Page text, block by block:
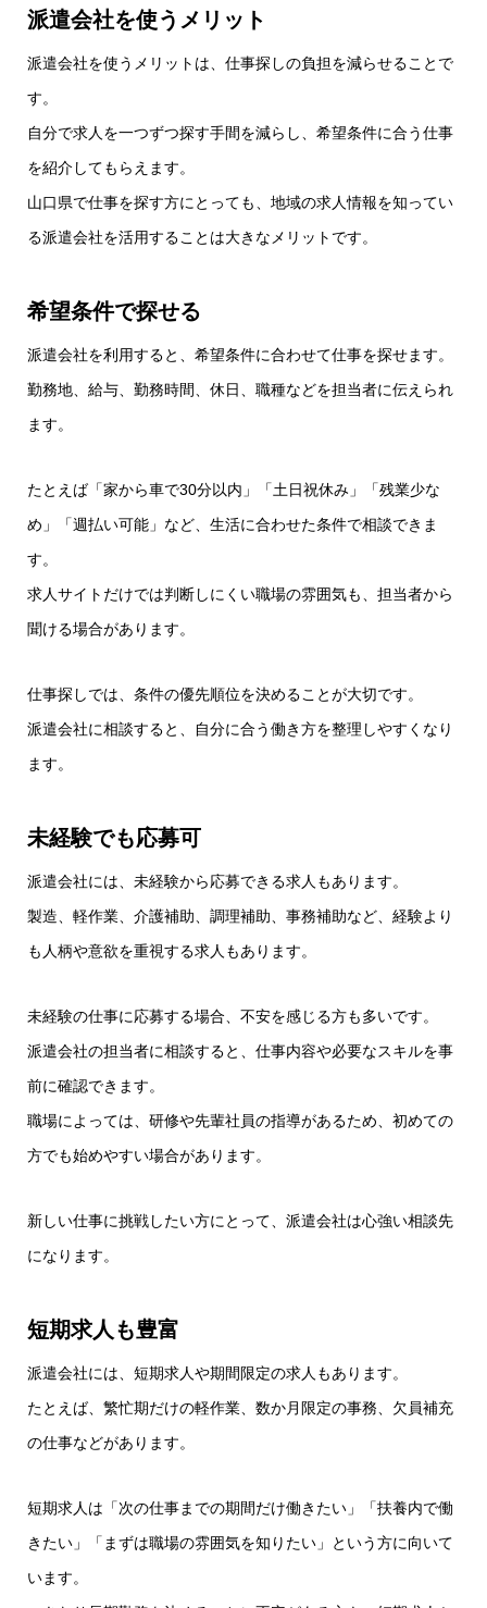
派遣会社を使うメリット
派遣会社を使うメリットは、仕事探しの負担を減らせることで
す。
自分で求人を一つずつ探す手間を減らし、希望条件に合う仕事
を紹介してもらえます。
山口県で仕事を探す方にとっても、地域の求人情報を知ってい
る派遣会社を活用することは大きなメリットです。
希望条件で探せる
派遣会社を利用すると、希望条件に合わせて仕事を探せます。
勤務地、給与、勤務時間、休日、職種などを担当者に伝えられ
ます。
たとえば「家から車で30分以内」「土日祝休み」「残業少な
め」「週払い可能」など、生活に合わせた条件で相談できま
す。
求人サイトだけでは判断しにくい職場の雰囲気も、担当者から
聞ける場合があります。
仕事探しでは、条件の優先順位を決めることが大切です。
派遣会社に相談すると、自分に合う働き方を整理しやすくなり
ます。
未経験でも応募可
派遣会社には、未経験から応募できる求人もあります。
製造、軽作業、介護補助、調理補助、事務補助など、経験より
も人柄や意欲を重視する求人もあります。
未経験の仕事に応募する場合、不安を感じる方も多いです。
派遣会社の担当者に相談すると、仕事内容や必要なスキルを事
前に確認できます。
職場によっては、研修や先輩社員の指導があるため、初めての
方でも始めやすい場合があります。
新しい仕事に挑戦したい方にとって、派遣会社は心強い相談先
になります。
短期求人も豊富
派遣会社には、短期求人や期間限定の求人もあります。
たとえば、繁忙期だけの軽作業、数か月限定の事務、欠員補充
の仕事などがあります。
短期求人は「次の仕事までの期間だけ働きたい」「扶養内で働
きたい」「まずは職場の雰囲気を知りたい」という方に向いて
います。